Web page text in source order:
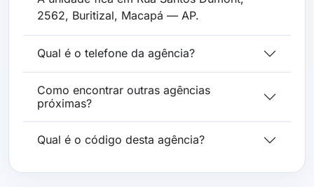
2562, Buritizal, Macapá — AP.
Qual é o telefone da agência?
Como encontrar outras agências
próximas?
Qual é o código desta agência?